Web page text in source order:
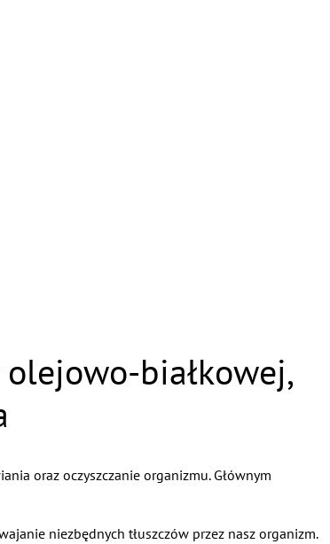
białkowej,
oraz oczyszczanie organizmu. Głównym
niezbędnych tłuszczów przez nasz organizm.